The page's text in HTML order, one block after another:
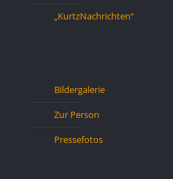
„KurtzNachrichten“
Bildergalerie
Zur Person
Pressefotos